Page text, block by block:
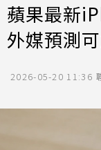
蘋果最新
外媒預測
2026-05-20 11:36